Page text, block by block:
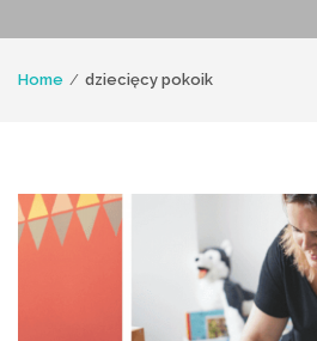
Home dziecięcy pokoik